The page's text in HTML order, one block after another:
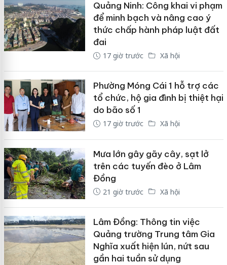
Quảng Ninh: Công khai vi phạm
để minh bạch và nâng cao ý
thức chấp hành pháp luật đất
đai
17 giờ trước Xã hội
Phường Móng Cái 1 hỗ trợ các
tổ chức, hộ gia đình bị thiệt hại
do bão số 1
17 giờ trước Xã hội
Mưa lớn gây gãy cây, sạt lở
trên các tuyến đèo ở Lâm
Đồng
21 giờ trước Xã hội
Lâm Đồng: Thông tin việc
Quảng trường Trung tâm Gia
Nghĩa xuất hiện lún, nứt sau
gần hai tuần sử dụng